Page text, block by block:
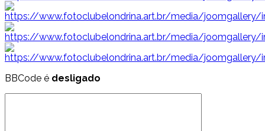
BBCode é desligado